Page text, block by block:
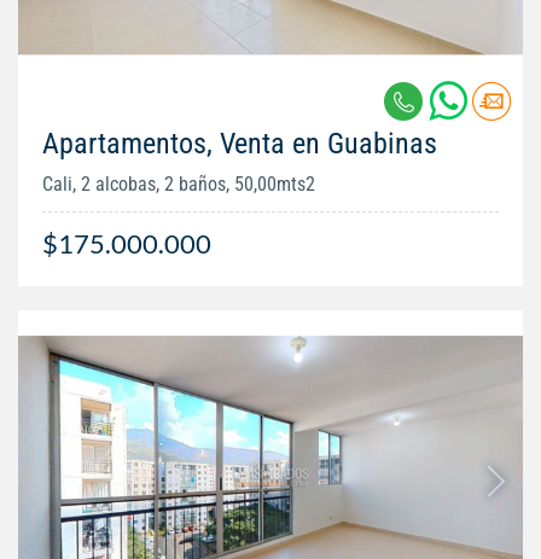
Apartamentos, Venta en Guabinas
Cali, 2 alcobas, 2 baños, 50,00mts2
$175.000.000